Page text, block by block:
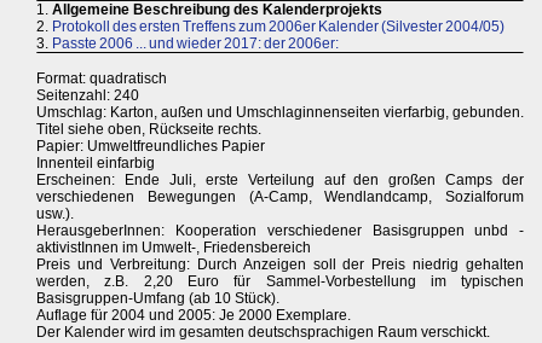
1. Allgemeine Beschreibung des Kalenderprojekts
2. Protokoll des ersten Treffens zum 2006er Kalender (Silvester 2004/05)
3. Passte 2006 ... und wieder 2017: der 2006er:
Format: quadratisch
Seitenzahl: 240
Umschlag: Karton, außen und Umschlaginnenseiten vierfarbig, gebunden.
Titel siehe oben, Rückseite rechts.
Papier: Umweltfreundliches Papier
Innenteil einfarbig
Erscheinen: Ende Juli, erste Verteilung auf den großen Camps der
verschiedenen Bewegungen (A-Camp, Wendlandcamp, Sozialforum
usw.).
HerausgeberInnen: Kooperation verschiedener Basisgruppen unbd -
aktivistInnen im Umwelt-, Friedensbereich
Preis und Verbreitung: Durch Anzeigen soll der Preis niedrig gehalten
werden, z.B. 2,20 Euro für Sammel-Vorbestellung im typischen
Basisgruppen-Umfang (ab 10 Stück).
Auflage für 2004 und 2005: Je 2000 Exemplare.
Der Kalender wird im gesamten deutschsprachigen Raum verschickt.